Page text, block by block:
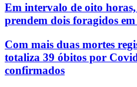
Em intervalo de oito
prendem dois foragidos
Com mais duas mortes
totaliza 39 óbitos por
confirmados